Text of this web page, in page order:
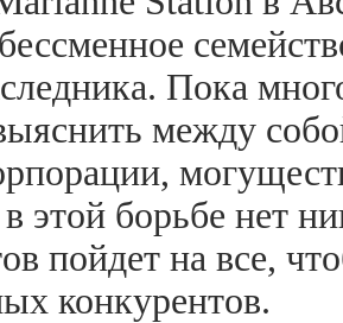
Пока
между
этой борьбе нет
пойдет на все,
конкурентов.